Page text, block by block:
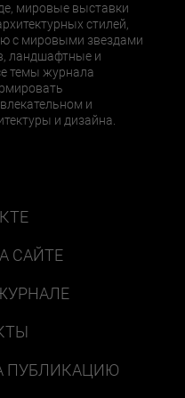
мировые выставки
стилей,
с мировыми звездами
ландшафтные и
темы журнала
и
и дизайна.
САЙТЕ
ПУБЛИКАЦИЮ